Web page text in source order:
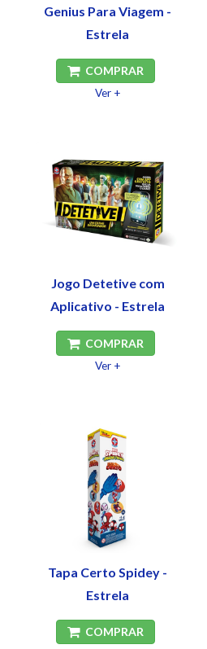
Genius Para Viagem -
Estrela
COMPRAR
Ver +
Jogo Detetive com
Aplicativo - Estrela
COMPRAR
Ver +
Tapa Certo Spidey -
Estrela
COMPRAR